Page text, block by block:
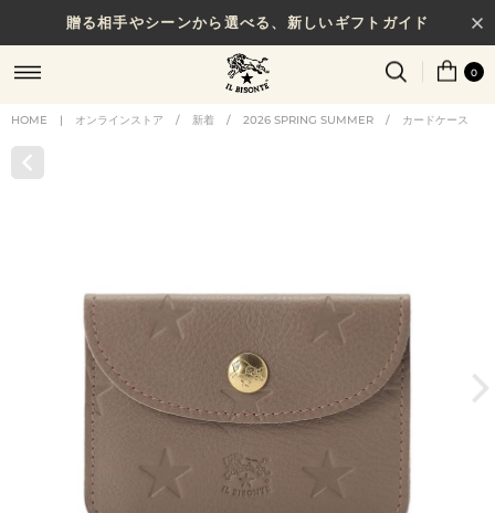
贈る相手やシーンから選べる、新しいギフトガイド
0
HOME | オンラインストア / 新着 / 2026 SPRING SUMMER / カードケース